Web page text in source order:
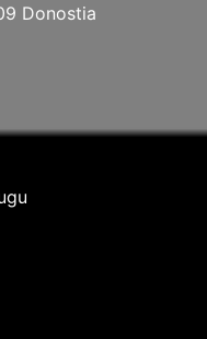
Donostia